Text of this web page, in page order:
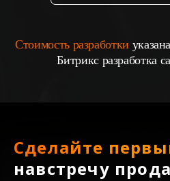
Стоимость разработки
Битрикс разработка
Сделайте
навстречу